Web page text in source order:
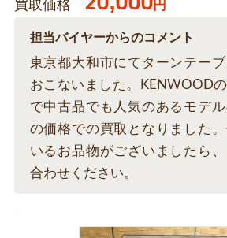
買取価格 円
担当バイヤーからのコメント
東京都大和市にてターンテー
おこないました。KENWOOD
で中古品でも人気のあるモデ
の価格での買取となりました
いるお品物がございましたら
合わせください。